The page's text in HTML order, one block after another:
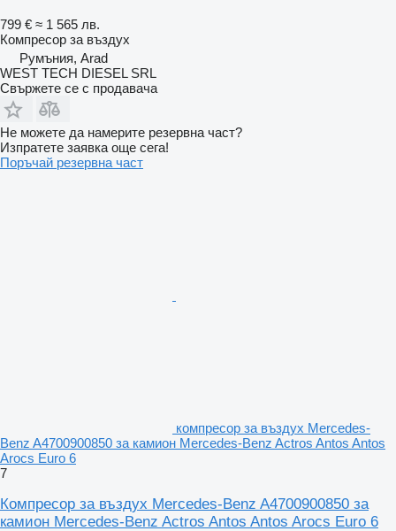
799 € ≈ 1 565 лв.
Компресор за въздух
Румъния, Arad
WEST TECH DIESEL SRL
Свържете се с продавача
Не можете да намерите резервна част?
Изпратете заявка още сега!
Поръчай резервна част
компресор за въздух Mercedes-
Benz A4700900850 за камион Mercedes-Benz Actros Antos Antos
Arocs Euro 6
7
Компресор за въздух Mercedes-Benz A4700900850 за
камион Mercedes-Benz Actros Antos Antos Arocs Euro 6